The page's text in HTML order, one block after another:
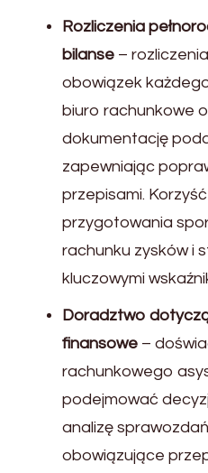
Rozliczenia
bilanse –
obowiązek
biuro rachunkowe
dokumentację
zapewniając
przepisami.
przygotowania
rachunku zysków i
kluczowymi
Doradztwo
finansowe –
rachunkowego
podejmować
analizę
obowiązujące